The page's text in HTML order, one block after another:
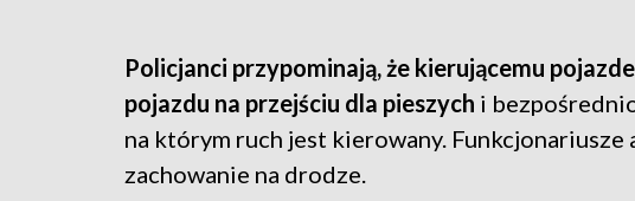
Policjanci przypominają, że kierującemu
pojazdu na przejściu dla pieszych i
na którym ruch jest kierowany. Funkcjonariusze
zachowanie na drodze.